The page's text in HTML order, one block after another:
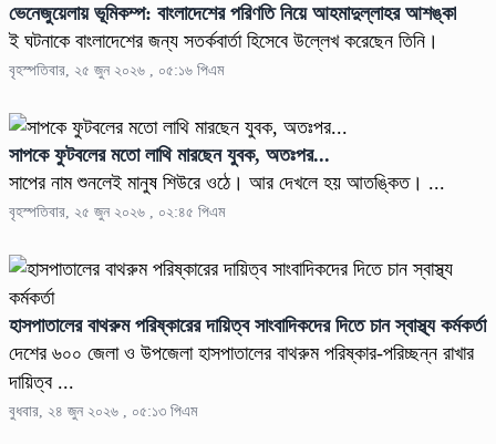
ভেনেজুয়েলায় ভূমিকম্প: বাংলাদেশের পরিণতি নিয়ে আহমাদুল্লাহর আশঙ্কা
ই ঘটনাকে বাংলাদেশের জন্য সতর্কবার্তা হিসেবে উল্লেখ করেছেন তিনি।
বৃহস্পতিবার, ২৫ জুন ২০২৬ , ০৫:১৬ পিএম
সাপকে ফুটবলের মতো লাথি মারছেন যুবক, অতঃপর...
সাপের নাম শুনলেই মানুষ শিউরে ওঠে। আর দেখলে হয় আতঙ্কিত। ...
বৃহস্পতিবার, ২৫ জুন ২০২৬ , ০২:৪৫ পিএম
হাসপাতালের বাথরুম পরিষ্কারের দায়িত্ব সাংবাদিকদের দিতে চান স্বাস্থ্য কর্মকর্তা
দেশের ৬০০ জেলা ও উপজেলা হাসপাতালের বাথরুম পরিষ্কার-পরিচ্ছন্ন রাখার
দায়িত্ব ...
বুধবার, ২৪ জুন ২০২৬ , ০৫:১৩ পিএম